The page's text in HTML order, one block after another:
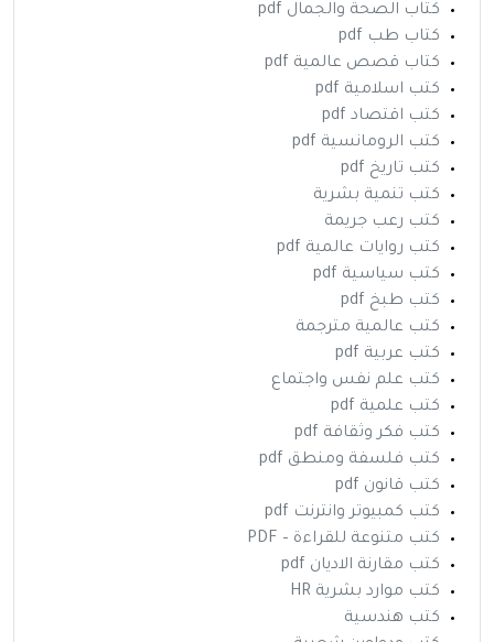
كتاب الصحة والجمال pdf
كتاب طب pdf
كتاب قصص عالمية pdf
كتب اسلامية pdf
كتب اقتصاد pdf
كتب الرومانسية pdf
كتب تاريخ pdf
كتب تنمية بشرية
كتب رعب جريمة
كتب روايات عالمية pdf
كتب سياسية pdf
كتب طبخ pdf
كتب عالمية مترجمة
كتب عربية pdf
كتب علم نفس واجتماع
كتب علمية pdf
كتب فكر وثقافة pdf
كتب فلسفة ومنطق pdf
كتب قانون pdf
كتب كمبيوتر وانترنت pdf
كتب متنوعة للقراءة – PDF
كتب مقارنة الاديان pdf
كتب موارد بشرية HR
كتب هندسية